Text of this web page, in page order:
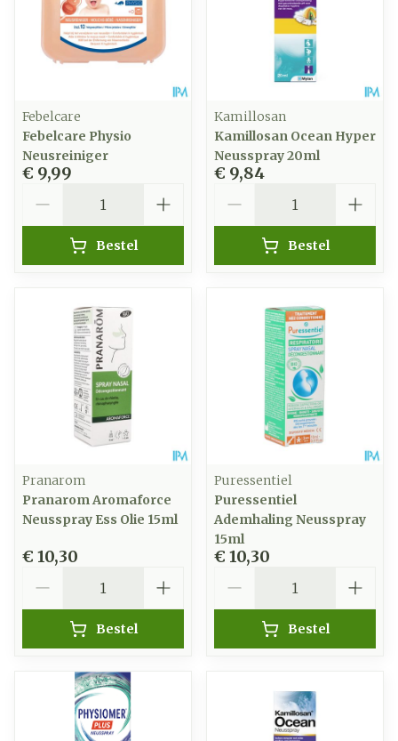
Febelcare
Febelcare Physio
Neusreiniger
€ 9,99
Bestel
Kamillosan
Kamillosan Ocean Hyper
Neusspray 20ml
€ 9,84
Bestel
Pranarom
Pranarom Aromaforce
Neusspray Ess Olie 15ml
€ 10,30
Bestel
Puressentiel
Puressentiel
Ademhaling Neusspray
15ml
€ 10,30
Bestel